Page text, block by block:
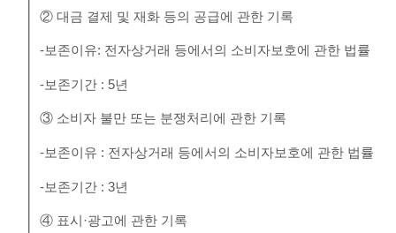
② 대금 결제 및 재화 등의 공급에 관한 기록
-보존이유: 전자상거래 등에서의 소비자보호에 관한 법률
-보존기간 : 5년
③ 소비자 불만 또는 분쟁처리에 관한 기록
-보존이유 : 전자상거래 등에서의 소비자보호에 관한 법률
-보존기간 : 3년
④ 표시·광고에 관한 기록